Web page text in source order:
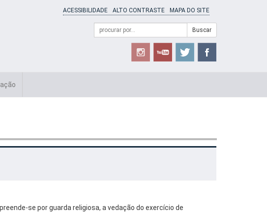
ACESSIBILIDADE ALTO CONTRASTE MAPA DO SITE
Formulário
Campo
de
Buscar
se por guarda religiosa, a vedação do exercício de